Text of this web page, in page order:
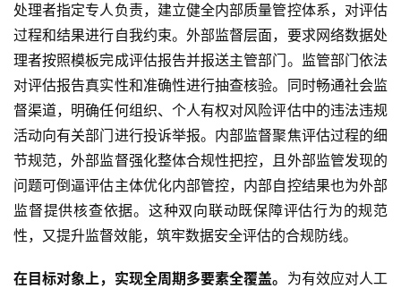
处理者指定专人负责，建立健全内部质量管控体系，对评估
过程和结果进行自我约束。外部监督层面，要求网络数据处
理者按照模板完成评估报告并报送主管部门。监管部门依法
对评估报告真实性和准确性进行抽查核验。同时畅通社会监
督渠道，明确任何组织、个人有权对风险评估中的违法违规
活动向有关部门进行投诉举报。内部监督聚焦评估过程的细
节规范，外部监督强化整体合规性把控，且外部监管发现的
问题可倒逼评估主体优化内部管控，内部自控结果也为外部
监督提供核查依据。这种双向联动既保障评估行为的规范
性，又提升监督效能，筑牢数据安全评估的合规防线。
在目标对象上，实现全周期多要素全覆盖。 为有效应对人工